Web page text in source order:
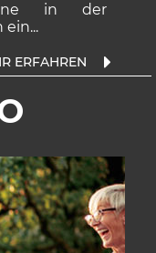
in der
ein...